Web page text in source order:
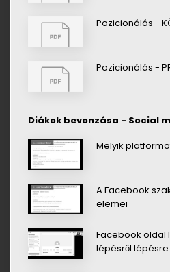
Pozicionálás -
Pozicionálás -
Diákok bevonzása - Social
Melyik
A Facebook
elemei
Facebook oldal
lépésről lépésre